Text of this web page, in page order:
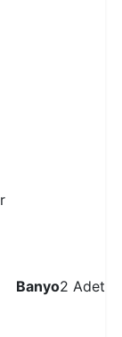
Banyo2 Adet